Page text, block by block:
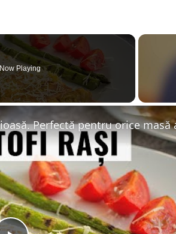
Now Playing